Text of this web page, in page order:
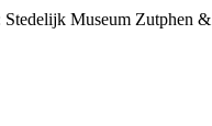
Museum Zutphen